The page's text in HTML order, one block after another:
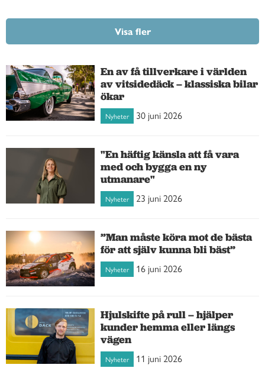
Visa fler
En av få tillverkare i världen
av vitsidedäck – klassiska bilar
ökar
Nyheter 30 juni 2026
"En häftig känsla att få vara
med och bygga en ny
utmanare"
Nyheter 23 juni 2026
”Man måste köra mot de bästa
för att själv kunna bli bäst”
Nyheter 16 juni 2026
Hjulskifte på rull – hjälper
kunder hemma eller längs
vägen
Nyheter 11 juni 2026